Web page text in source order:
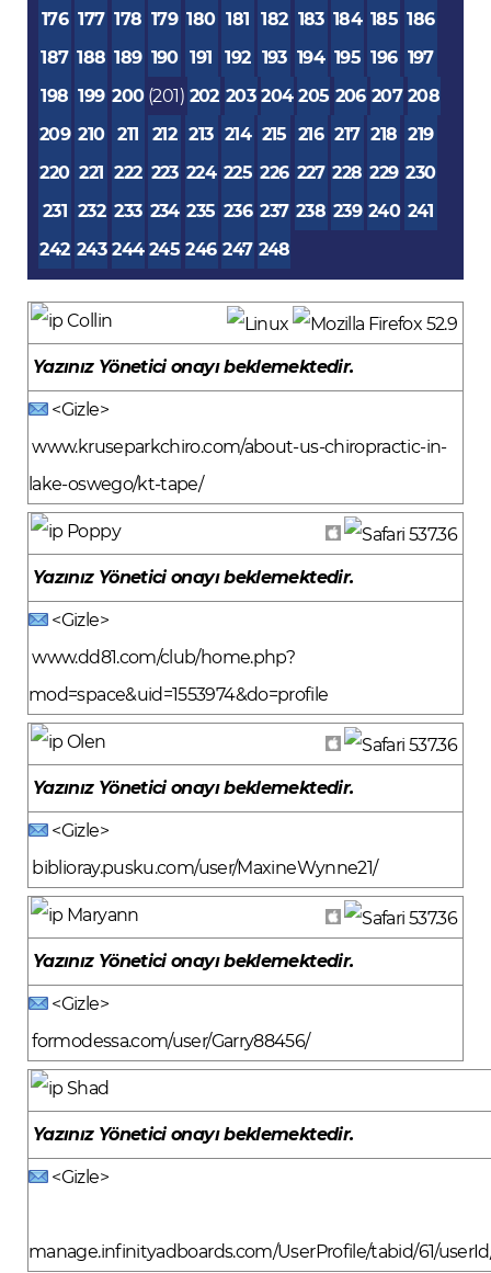
176 177 178 179 180 181 182 183 184 185 186
187 188 189 190 191 192 193 194 195 196 197
198 199 200(201) 202 203 204 205 206 207 208
209 210 211 212 213 214 215 216 217 218 219
220 221 222 223 224 225 226 227 228 229 230
231 232 233 234 235 236 237 238 239 240 241
242 243 244 245 246 247 248
Collin
Yazınız Yönetici onayı beklemektedir.
<Gizle>
www.kruseparkchiro.com/about-us-chiropractic-in-
lake-oswego/kt-tape/
Poppy
Yazınız Yönetici onayı beklemektedir.
<Gizle>
www.dd81.com/club/home.php?
mod=space&uid=1553974&do=profile
Olen
Yazınız Yönetici onayı beklemektedir.
<Gizle>
biblioray.pusku.com/user/MaxineWynne21/
Maryann
Yazınız Yönetici onayı beklemektedir.
<Gizle>
formodessa.com/user/Garry88456/
Shad
Yazınız Yönetici onayı beklemektedir.
<Gizle>
manage.infinityadboards.com/UserProfile/tabid/61/